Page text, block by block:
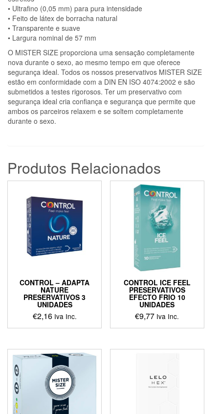
• Ultrafino (0,05 mm) para pura intensidade
• Feito de látex de borracha natural
• Transparente e suave
• Largura nominal de 57 mm
O MISTER SIZE proporciona uma sensação completamente
nova durante o sexo, ao mesmo tempo em que oferece
segurança ideal. Todos os nossos preservativos MISTER SIZE
estão em conformidade com a DIN EN ISO 4074:2002 e são
submetidos a testes rigorosos. Ter um preservativo com
segurança ideal cria confiança e segurança que permite que
ambos os parceiros relaxem e se soltem completamente
durante o sexo.
Produtos Relacionados
CONTROL – ADAPTA
NATURE
PRESERVATIVOS 3
UNIDADES
€2,16 Iva Inc.
CONTROL ICE FEEL
PRESERVATIVOS
EFECTO FRIO 10
UNIDADES
€9,77 Iva Inc.